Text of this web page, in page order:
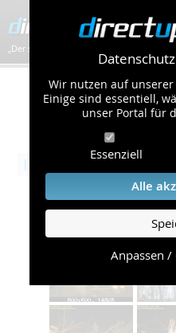
Wir nutzen auf unserer
Einige sind essentiell,
unser Portal für
Essenziell
Alle
Anpassen /
„Der schnellste Bilder-Hoster im Web!”
Übersicht
|‹ 2 3
››
THW-
Album